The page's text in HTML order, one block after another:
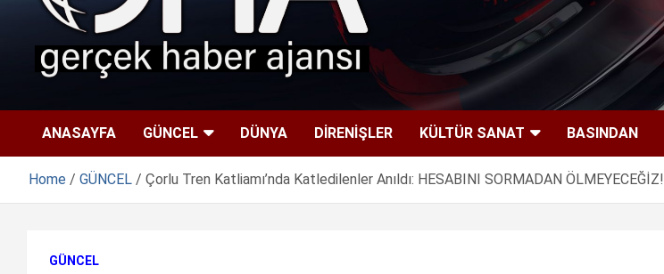
ANASAYFA GÜNCEL DÜNYA DİRENİŞLER KÜLTÜR SANAT BASINDAN
Home GÜNCEL Çorlu Tren Katliamı’nda Katledilenler Anıldı: HESABINI SORMADAN ÖLMEYECEĞİZ!
GÜNCEL